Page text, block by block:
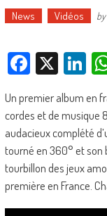
News Vidéos by
Facebook
X
Un premier album en
cordes et de musique
audacieux complété
tourné en 360° et son
tourbillon des jeux
première en France.